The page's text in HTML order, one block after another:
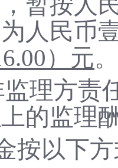
人民币
.00）元。
监理方责
的监理
按以下